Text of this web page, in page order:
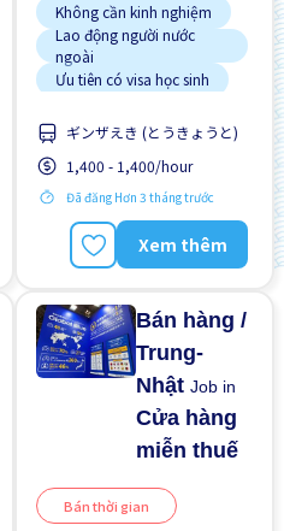
Không cần kinh nghiệm
Lao động người nước
ngoài
Ưu tiên có visa học sinh
ギンザえき (とうきょうと)
1,400 - 1,400/hour
Đã đăng Hơn 3 tháng trước
Xem thêm
Bán hàng /
Trung-
NhậtJob in
Cửa hàng
miễn thuế
Bán thời gian